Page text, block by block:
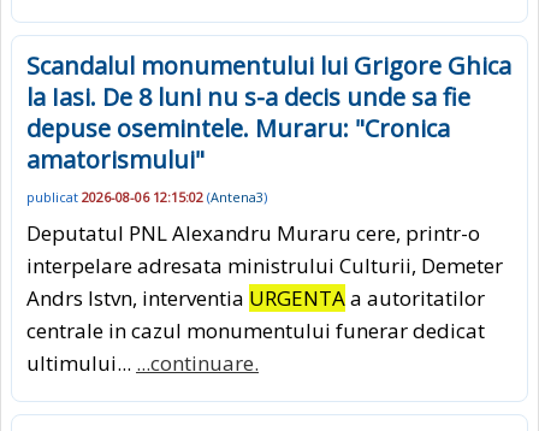
Scandalul monumentului lui Grigore Ghica
la Iasi. De 8 luni nu s-a decis unde sa fie
depuse osemintele. Muraru: "Cronica
amatorismului"
publicat 2026-08-06 12:15:02 (Antena3)
Deputatul PNL Alexandru Muraru cere, printr-o
interpelare adresata ministrului Culturii, Demeter
Andrs Istvn, interventia URGENTAa autoritatilor
centrale in cazul monumentului funerar dedicat
ultimului... ...continuare.